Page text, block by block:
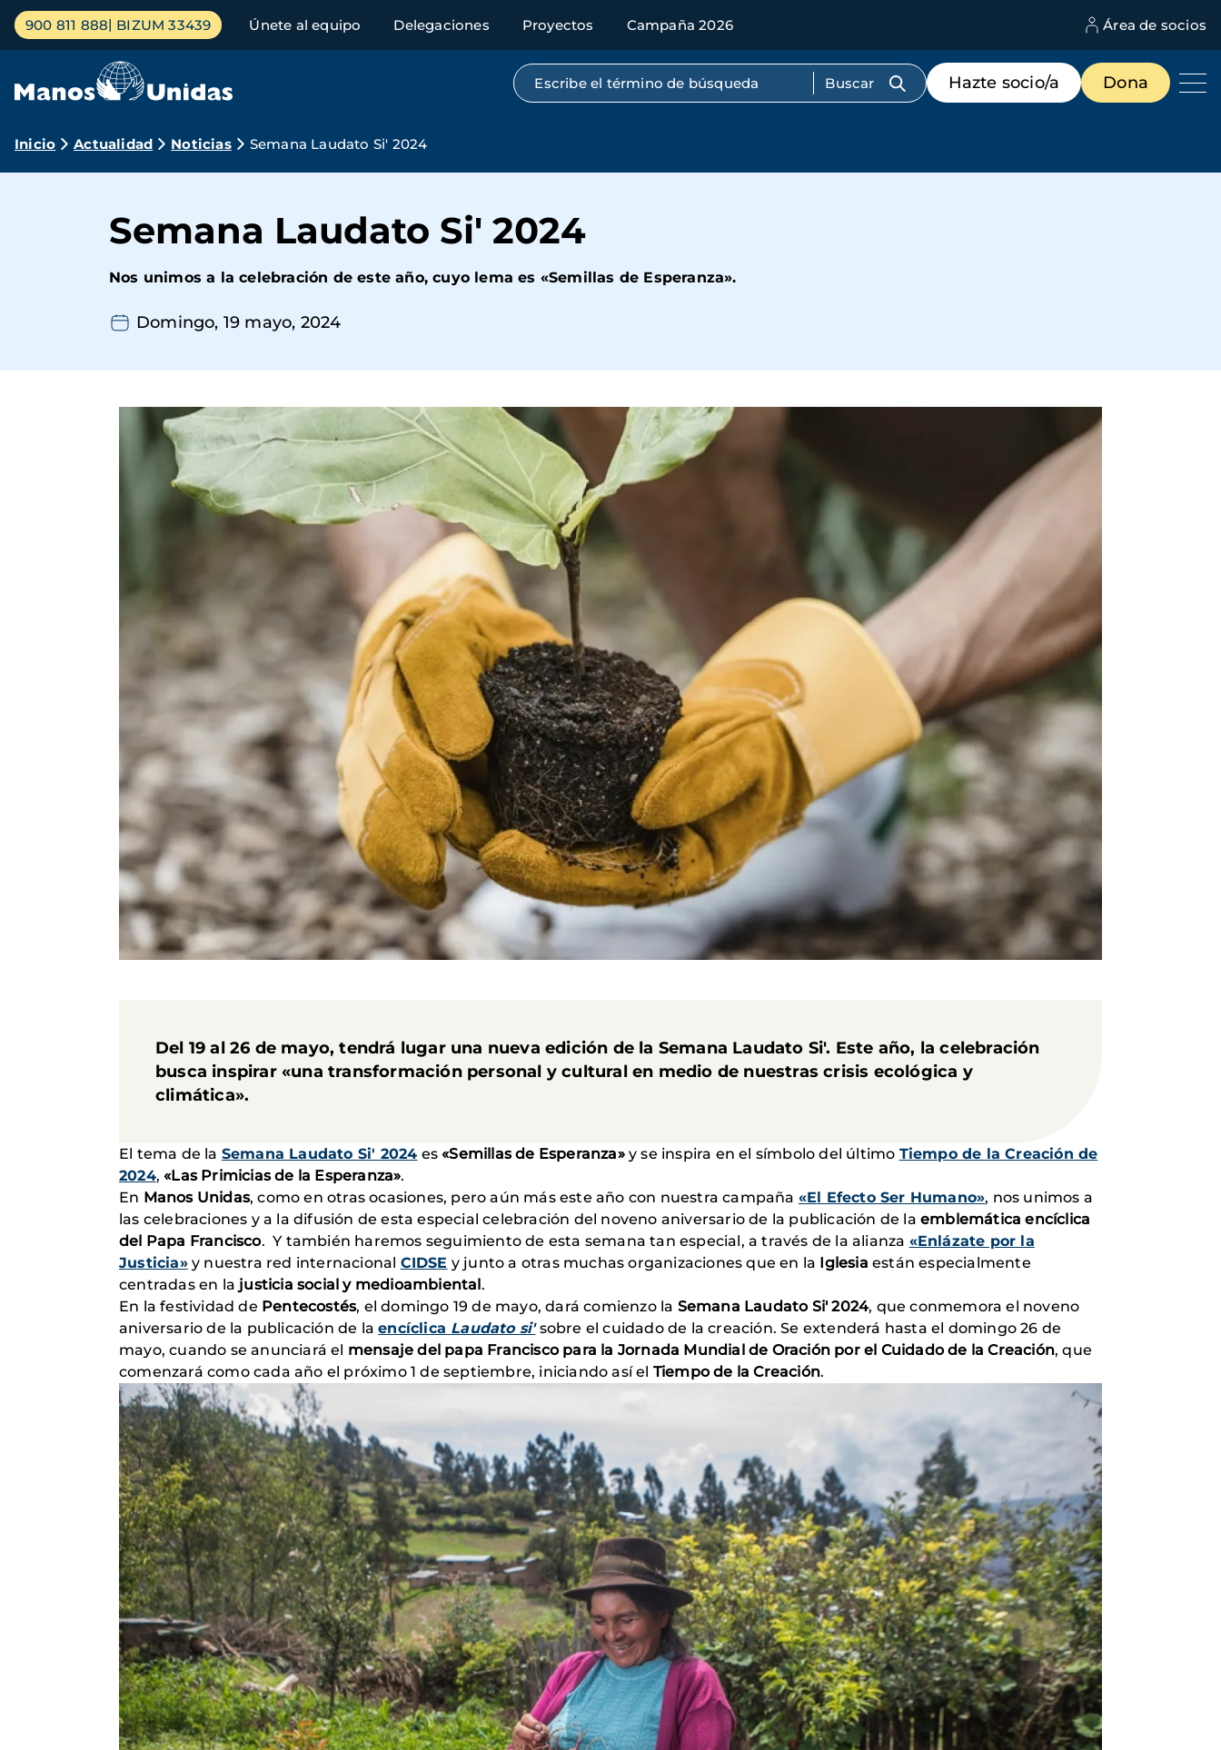
Pasar
contenido
Menú
principal
900 811 888 BIZUM 33439 Únete al equipo Delegaciones Proyectos Campaña 2026 Área de socios
Búsqueda por texto completo
Menú
de
destacados
Hazte socio/a Dona
Ruta
navegación
Inicio Actualidad Noticias Semana Laudato Si' 2024
Semana Laudato Si' 2024
Nos unimos a la celebración de este año, cuyo lema es «Semillas de Esperanza».
Domingo, 19 mayo, 2024
Del 19 al 26 de mayo, tendrá lugar una nueva edición de la Semana Laudato Si'. Este año, la celebración
busca inspirar «una transformación personal y cultural en medio de nuestras crisis ecológica y
climática».
El tema de la Semana Laudato Si' 2024 es«Semillas de Esperanza»y se inspira en el símbolo del último Tiempo de la Creación de
2024,«Las Primicias de la Esperanza».
En Manos Unidas, como en otras ocasiones, pero aún más este año con nuestra campaña «El Efecto Ser Humano», nos unimos a
las celebraciones y a la difusión de esta especial celebración del noveno aniversario de la publicación de laemblemática encíclica
del Papa Francisco. Y también haremos seguimiento de esta semana tan especial, a través de la alianza «Enlázate por la
Justicia»y nuestra red internacional CIDSE y junto a otras muchas organizaciones que en la Iglesiaestán especialmente
centradas en la justicia social y medioambiental.
En la festividad de Pentecostés, el domingo 19 de mayo, dará comienzo la Semana Laudato Si' 2024, que conmemora el noveno
aniversario de la publicación de laencíclica Laudato si'sobre el cuidado de la creación. Se extenderá hasta el domingo 26 de
mayo, cuando se anunciará el mensaje del papa Francisco para la Jornada Mundial de Oración por el Cuidado de la Creación, que
comenzará como cada año el próximo 1 de septiembre, iniciando así el Tiempo de la Creación.